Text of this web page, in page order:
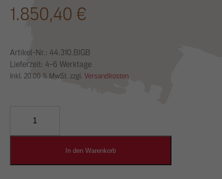
1.850,40 €
Artikel-Nr.: 44.310.BIGB
Lieferzeit: 4-6 Werktage
Inkl. 20.00 % MwSt. zzgl. Versandkosten
Designputz
In den Warenkorb